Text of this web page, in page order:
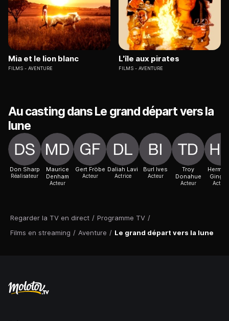
Regarder la TV en direct / Programme TV /
Films en streaming / Aventure / Le grand départ vers la lune
Mia et le lion blanc
FILMS AVENTURE
L'île aux pirates
FILMS AVENTURE
Au casting dans Le grand départ vers la
lune
Don Sharp
Réalisateur
Maurice
Denham
Acteur
Gert Fröbe
Acteur
Daliah Lavi
Actrice
Burl Ives
Acteur
Troy
Donahue
Acteur Actrice